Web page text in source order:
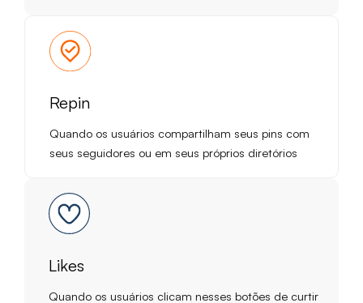
Repin
Quando os usuários compartilham seus pins com
seus seguidores ou em seus próprios diretórios
Likes
Quando os usuários clicam nesses botões de curtir